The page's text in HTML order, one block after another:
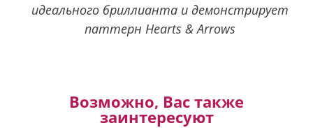
идеального бриллианта и демонстрирует
паттерн Hearts & Arrows
Возможно, Вас также
заинтересуют